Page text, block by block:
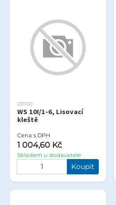
231700
WS 10I/1-6, Lisovací
kleště
Cena s DPH
1 004,60 Kč
Skladem u dodavatele
Koupit